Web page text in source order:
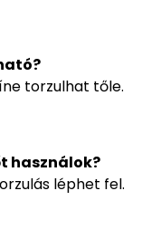
torzulhat tőle.
használok?
léphet fel.